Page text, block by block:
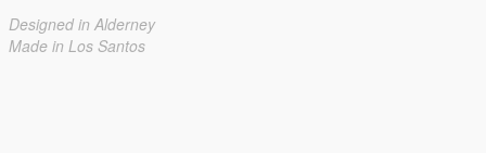
Designed in Alderney
Made in Los Santos